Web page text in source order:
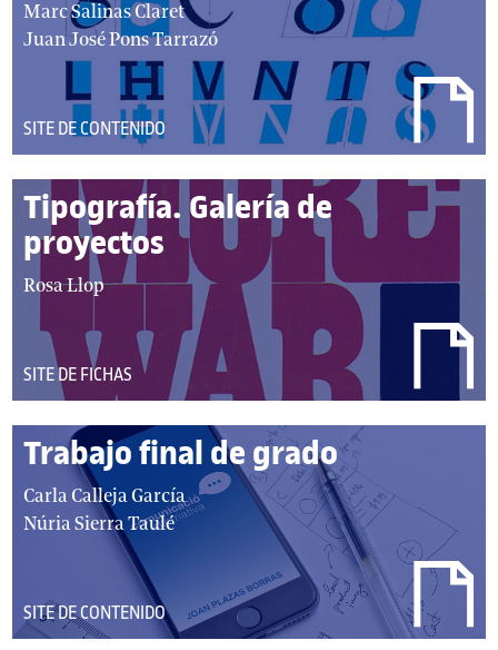
o
r
:
a
u
r
/
a
u
t
o
r
:
Marc Salinas Claret
Juan José Pons Tarrazó
DEL
TIPO:
SITE DE CONTENIDO
Tipografía. Galería de
proyectos
a
o
r
/
a
t
o
s
Rosa Llop
DEL
TIPO:
SITE DE FICHAS
Trabajo final de grado
a
u
r
/
Carla Calleja García
Núria Sierra Taulé
DEL
TIPO:
SITE DE CONTENIDO